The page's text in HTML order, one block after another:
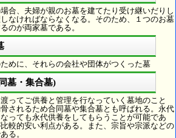
合、夫婦が親のお墓を建てたり受け継いだりし
なければならなくなる。そのため、１つのお墓
のが両家墓である。
めに、それらの会社や団体がつくった墓
墓・集合墓)
ってご供養と管理を行なっていく墓地のこと
されるため合同墓や集合墓とも呼ばれる。永代
っても永代供養をしてもらうことが可能であ
較的安い利点がある。また、宗旨や宗派などの
る。